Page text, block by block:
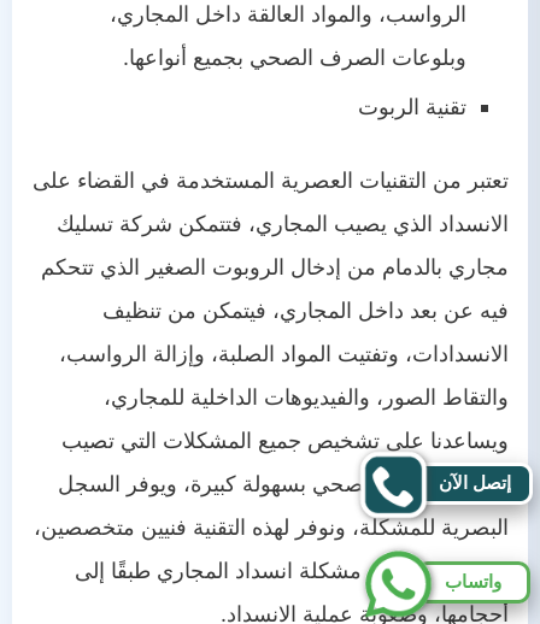
الرواسب، والمواد العالقة داخل المجاري،
وبلوعات الصرف الصحي بجميع أنواعها.
تقنية الربوت
تعتبر من التقنيات العصرية المستخدمة في القضاء على
الانسداد الذي يصيب المجاري، فتتمكن شركة تسليك
مجاري بالدمام من إدخال الروبوت الصغير الذي تتحكم
فيه عن بعد داخل المجاري، فيتمكن من تنظيف
الانسدادات، وتفتيت المواد الصلبة، وإزالة الرواسب،
والتقاط الصور، والفيديوهات الداخلية للمجاري،
ويساعدنا على تشخيص جميع المشكلات التي تصيب
أنظمة الصرف الصحي بسهولة كبيرة، ويوفر السجل
البصرية للمشكلة، ونوفر لهذه التقنية فنيين متخصصين،
وبارعين في حل مشكلة انسداد المجاري طبقًا إلى
أحجامها، وصعوبة عملية الانسداد.
إتصل الآن
واتساب